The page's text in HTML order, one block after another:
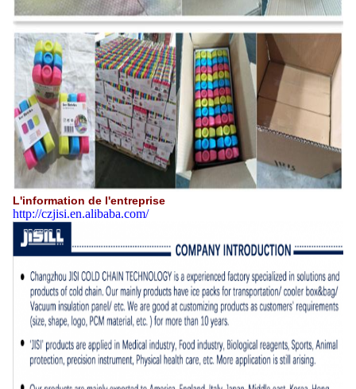
L'information de l'entreprise
http://czjisi.en.alibaba.com/